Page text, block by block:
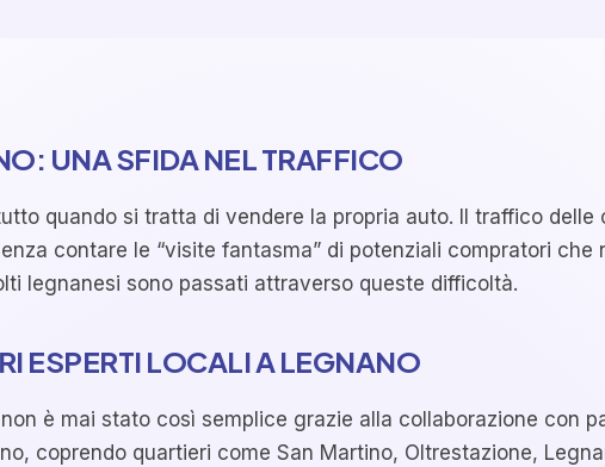
UNA SFIDA NEL TRAFFICO
quando si tratta di vendere la propria auto. Il traffico delle
contare le “visite fantasma” di potenziali compratori che
legnanesi sono passati attraverso queste difficoltà.
ESPERTI LOCALI A LEGNANO
è mai stato così semplice grazie alla collaborazione con
coprendo quartieri come San Martino, Oltrestazione,